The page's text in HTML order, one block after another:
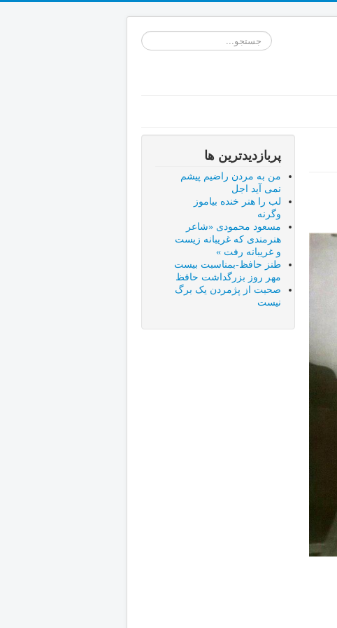
جستجو...
پربازدیدترین ها
من به مردن راضیم پیشم
نمی آید اجل
لب را هنر خنده بیاموز
وگرنه
مسعود محمودی «شاعر
هنرمندی که غریبانه زیست
و غریبانه رفت »
طنز حافظ-بمناسبت بیست
مهر روز بزرگداشت حافظ
صحبت از پژمردن یک برگ
نیست